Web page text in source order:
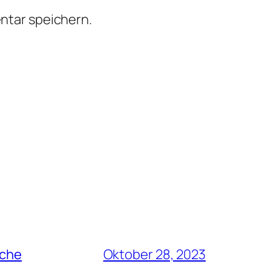
speichern.
Oktober 28, 2023